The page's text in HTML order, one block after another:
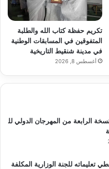
تكريم حفظة كتاب الله والطلبة
المتفوقين في المسابقات الوطنية
في مدينة شنقيط التاريخية
أغسطس 8, 2026
الرابعة من المهرجان الدولي لل
تعليماته للجنة الوزارية المكلفة